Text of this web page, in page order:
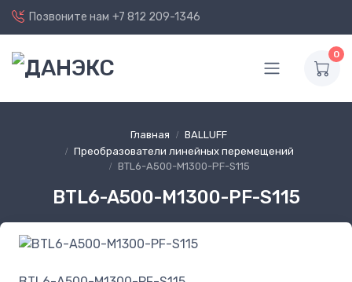
Позвоните нам +7 812 209-1346
0
Главная
BALLUFF
Преобразователи линейных перемещений
BTL6-A500-M1300-PF-S115
BTL6-A500-M1300-PF-S115